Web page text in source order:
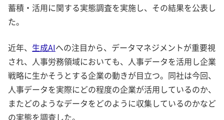
蓄積・活用に関する実態調査を実施し、その結果を公表し
た。
近年、 生成AIへの注目から、データマネジメントが重要視
され、人事労務領域においても、人事データを活用し企業
戦略に生かそうとする企業の動きが目立つ。同社は今回、
人事データを実際にどの程度の企業が活用しているのか、
またどのようなデータをどのように収集しているのかなど
の実態を調査した。